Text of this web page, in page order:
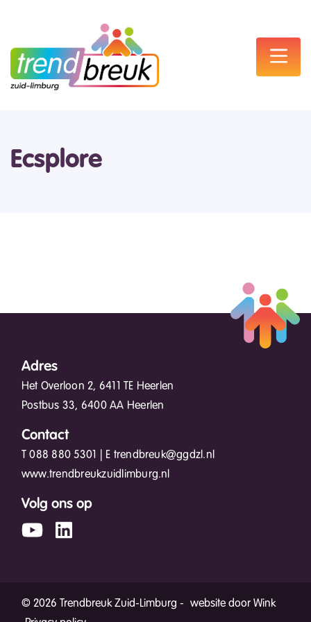
Ecsplore
Adres
Het Overloon 2, 6411 TE Heerlen
Postbus 33, 6400 AA Heerlen
Contact
T088 880 5301 | E trendbreuk@ggdzl.nl
www.trendbreukzuidlimburg.nl
Volg ons op
© 2026 Trendbreuk Zuid-Limburg - website door Wink